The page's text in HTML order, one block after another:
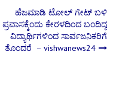
ಹೆಜಮಾಡಿ ಟೋಲ್ ಗೇಟ್ ಬಳಿ
ಪ್ರವಾಸಕ್ಕೆಂದು ಕೇರಳದಿಂದ ಬಂದಿದ್ದ
ವಿದ್ಯಾರ್ಥಿಗಳಿಂದ ಸಾರ್ವಜನಿಕರಿಗೆ
ತೊಂದರೆ – vishwanews24